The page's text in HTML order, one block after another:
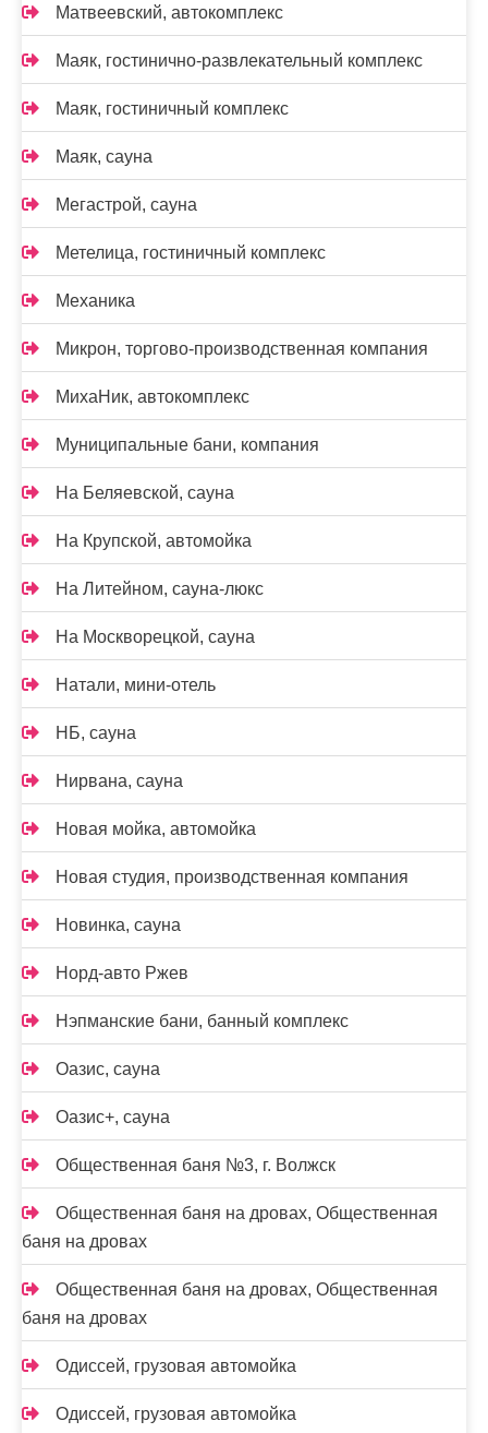
Матвеевский, автокомплекс
Маяк, гостинично-развлекательный комплекс
Маяк, гостиничный комплекс
Маяк, сауна
Мегастрой, сауна
Метелица, гостиничный комплекс
Механика
Микрон, торгово-производственная компания
МихаНик, автокомплекс
Муниципальные бани, компания
На Беляевской, сауна
На Крупской, автомойка
На Литейном, сауна-люкс
На Москворецкой, сауна
Натали, мини-отель
НБ, сауна
Нирвана, сауна
Новая мойка, автомойка
Новая студия, производственная компания
Новинка, сауна
Норд-авто Ржев
Нэпманские бани, банный комплекс
Оазис, сауна
Оазис+, сауна
Общественная баня №3, г. Волжск
Общественная баня на дровах, Общественная
баня на дровах
Общественная баня на дровах, Общественная
баня на дровах
Одиссей, грузовая автомойка
Одиссей, грузовая автомойка